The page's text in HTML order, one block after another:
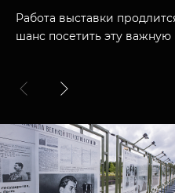
Работа выставки
шанс посетить эту